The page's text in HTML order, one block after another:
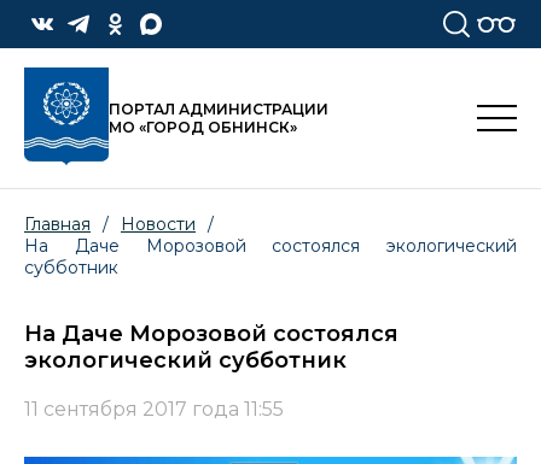
ПОРТАЛ АДМИНИСТРАЦИИ
МО «ГОРОД ОБНИНСК»
Главная / Новости
/
На Даче Морозовой состоялся экологический
субботник
На Даче Морозовой состоялся
экологический субботник
11 сентября 2017 года 11:55